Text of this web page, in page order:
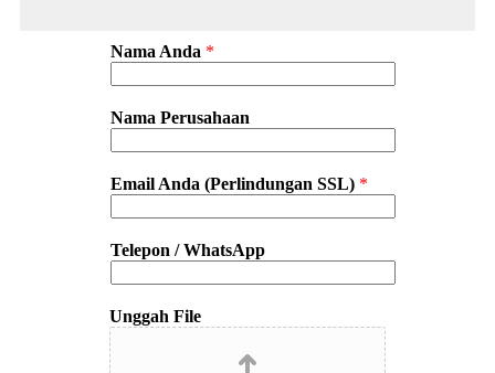
Nama Anda *
Nama Perusahaan
Email Anda (Perlindungan SSL) *
Telepon / WhatsApp
Unggah File